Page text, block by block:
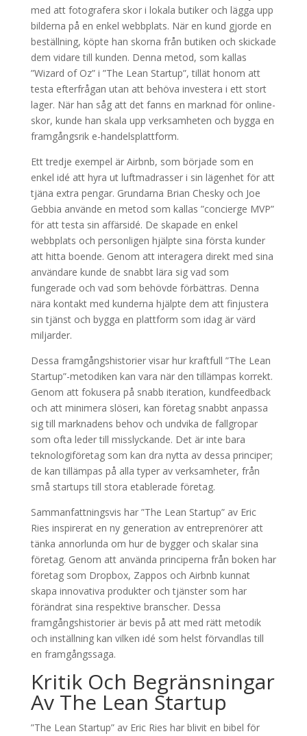
med att fotografera skor i lokala butiker och lägga upp
bilderna på en enkel webbplats. När en kund gjorde en
beställning, köpte han skorna från butiken och skickade
dem vidare till kunden. Denna metod, som kallas
”Wizard of Oz” i ”The Lean Startup”, tillät honom att
testa efterfrågan utan att behöva investera i ett stort
lager. När han såg att det fanns en marknad för online-
skor, kunde han skala upp verksamheten och bygga en
framgångsrik e-handelsplattform.
Ett tredje exempel är Airbnb, som började som en
enkel idé att hyra ut luftmadrasser i sin lägenhet för att
tjäna extra pengar. Grundarna Brian Chesky och Joe
Gebbia använde en metod som kallas ”concierge MVP”
för att testa sin affärsidé. De skapade en enkel
webbplats och personligen hjälpte sina första kunder
att hitta boende. Genom att interagera direkt med sina
användare kunde de snabbt lära sig vad som
fungerade och vad som behövde förbättras. Denna
nära kontakt med kunderna hjälpte dem att finjustera
sin tjänst och bygga en plattform som idag är värd
miljarder.
Dessa framgångshistorier visar hur kraftfull ”The Lean
Startup”-metodiken kan vara när den tillämpas korrekt.
Genom att fokusera på snabb iteration, kundfeedback
och att minimera slöseri, kan företag snabbt anpassa
sig till marknadens behov och undvika de fallgropar
som ofta leder till misslyckande. Det är inte bara
teknologiföretag som kan dra nytta av dessa principer;
de kan tillämpas på alla typer av verksamheter, från
små startups till stora etablerade företag.
Sammanfattningsvis har ”The Lean Startup” av Eric
Ries inspirerat en ny generation av entreprenörer att
tänka annorlunda om hur de bygger och skalar sina
företag. Genom att använda principerna från boken har
företag som Dropbox, Zappos och Airbnb kunnat
skapa innovativa produkter och tjänster som har
förändrat sina respektive branscher. Dessa
framgångshistorier är bevis på att med rätt metodik
och inställning kan vilken idé som helst förvandlas till
en framgångssaga.
Kritik Och Begränsningar
Av The Lean Startup
”The Lean Startup” av Eric Ries har blivit en bibel för